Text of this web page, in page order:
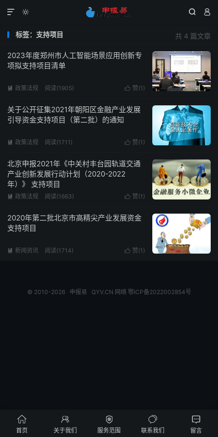
  

共 4 篇文章
标签：支持项目
2023年度郑州市人工智能场景应用创新专
项拟支持项目清单
 赞(1 )
 政策法规 阅读(1905)
关于公开征集2021年朝阳区金融产业发展
引导资金支持项目（第二批）的通知
 赞(1 )
 政策法规 阅读(1711)
北京申报2021年《中关村丰台园轨道交通
产业创新发展行动计划（2020-2022
年）》 支持项目
 赞(1 )
 政策法规 阅读(1663)
2020年第二批北京市高精尖产业发展资金
支持项目
 赞(1 )
 新闻资讯 阅读(1714)
© 2010-2026 申报易 QYV.CN 网络 鄂ICP备2022002854号

首页

关于我们

服务范围

联系我们

留言